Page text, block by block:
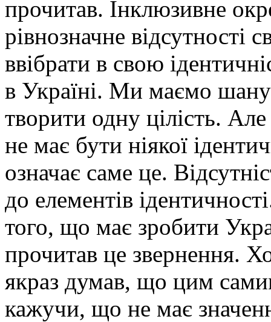
прочитав. Інклюзивне
рівнозначне відсутності
ввібрати в свою
в Україні. Ми маємо
творити одну цілість.
не має бути ніякої
означає саме це.
до елементів
того, що має зробити
прочитав це звернення.
якраз думав, що цим
кажучи, що не має